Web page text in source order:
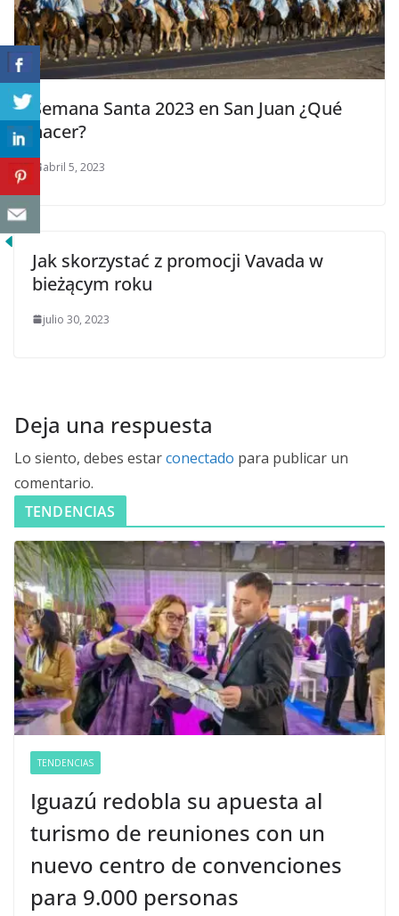
Semana Santa 2023 en San Juan ¿Qué
hacer?
abril 5, 2023
Jak skorzystać z promocji Vavada w
bieżącym roku
julio 30, 2023
Deja una respuesta
Lo siento, debes estarconectado para publicar un
comentario.
TENDENCIAS
TENDENCIAS
Iguazú redobla su apuesta al
turismo de reuniones con un
nuevo centro de convenciones
para 9.000 personas